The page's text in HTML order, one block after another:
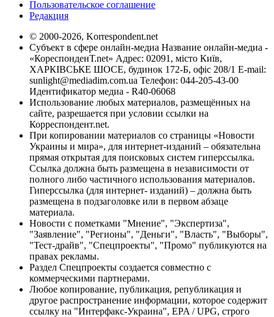
Пользовательское соглашение
Редакция
© 2000-2026, Korrespondent.net
Субъект в сфере онлайн-медиа Название онлайн-медиа -
«КореспонденТ.net» Адрес: 02091, місто Київ,
ХАРКІВСЬКЕ ШОСЕ, будинок 172-Б, офіс 208/1 E-mail:
sunlight@mediadim.com.ua Телефон: 044-205-43-00
Идентификатор медиа - R40-06068
Использование любых материалов, размещённых на
сайте, разрешается при условии ссылки на
Корреспондент.net.
При копировании материалов со страницы «Новости
Украины и мира», для интернет-изданий – обязательна
прямая открытая для поисковых систем гиперссылка.
Ссылка должна быть размещена в независимости от
полного либо частичного использования материалов.
Гиперссылка (для интернет- изданий) – должна быть
размещена в подзаголовке или в первом абзаце
материала.
Новости с пометками "Мнение", "Экспертиза",
"Заявление", "Регионы", "Деньги", "Власть", "Выборы",
"Тест-драйв", "Спецпроекты", "Промо" публикуются на
правах рекламы.
Раздел Спецпроекты создается совместно с
коммерческими партнерами.
Любое копирование, публикация, републикация и
другое распространение информации, которое содержит
ссылку на "Интерфакс-Украина", EPA / UPG, строго